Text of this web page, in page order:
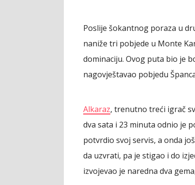
Poslije šokantnog poraza u
naniže tri pobjede u Monte
dominaciju. Ovog puta bio je
nagovještavao pobjedu
Alkaraz, trenutno treći igrač
dva sata i 23 minuta odnio je
potvrdio svoj servis, a onda
da uzvrati, pa je stigao i do
izvojevao je naredna dva